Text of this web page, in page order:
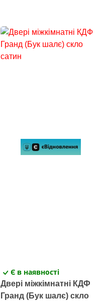
Є в наявності
Двері міжкімнатні КДФ
Гранд (Бук шалє) скло